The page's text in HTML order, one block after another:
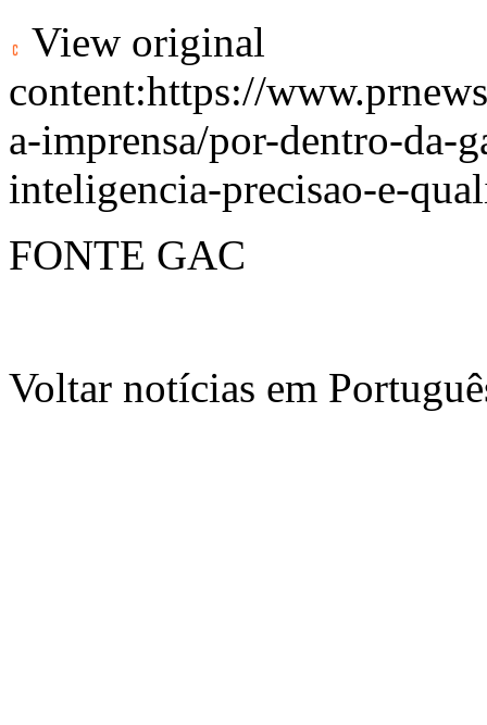
View original
content:https://
a-imprensa/por-dentro-da-
inteligencia-precisao-e-
FONTE GAC
Voltar notícias em